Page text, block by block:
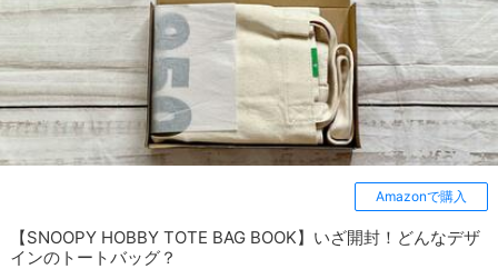
Amazonで購入
【SNOOPY HOBBY TOTE BAG BOOK】いざ開封！どんなデザ
インのトートバッグ？